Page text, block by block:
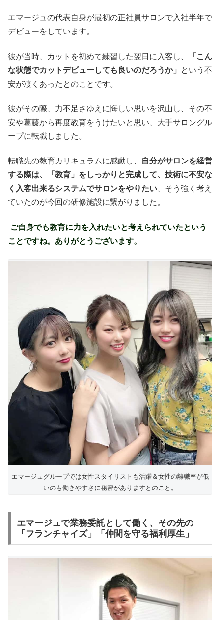
エマージュの代表自身が最初の正社員サロンで入社半年で
デビューをしています。
彼が当時、カットを初めて練習した翌日に入客し、
「こん
な状態でカットデビューしても良いのだろうか」
という不
安が凄くあったとのことです。
彼がその際、力不足さゆえに悔しい思いを沢山し、その不
安や葛藤から再度教育をうけたいと思い、大手サロングル
ープに転職しました。
転職先の教育カリキュラムに感動し、
自分がサロンを経営
する際は、「教育」をしっかりと完成して、技術に不安な
く入客出来るシステムでサロンをやりたい、そう強く考え
ていたのが今回の研修施設に繋がりました。
-ご自身でも教育に力を入れたいと考えられていたという
ことですね。ありがとうございます。
エマージュグループでは女性スタイリストも活躍＆女性の離職率が低
いのも働きやすさに秘密がありますとのこと。
エマージュで業務委託として働く、その先の
「フランチャイズ」「仲間を守る福利厚生」